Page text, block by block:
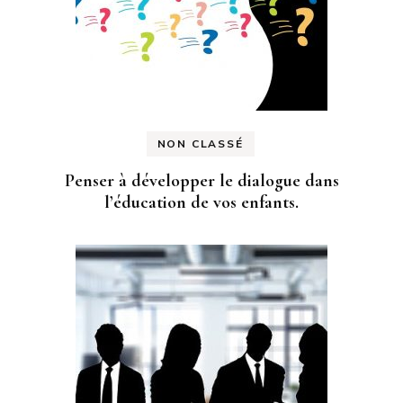
NON CLASSÉ
Penser à développer le dialogue dans
l’éducation de vos enfants.